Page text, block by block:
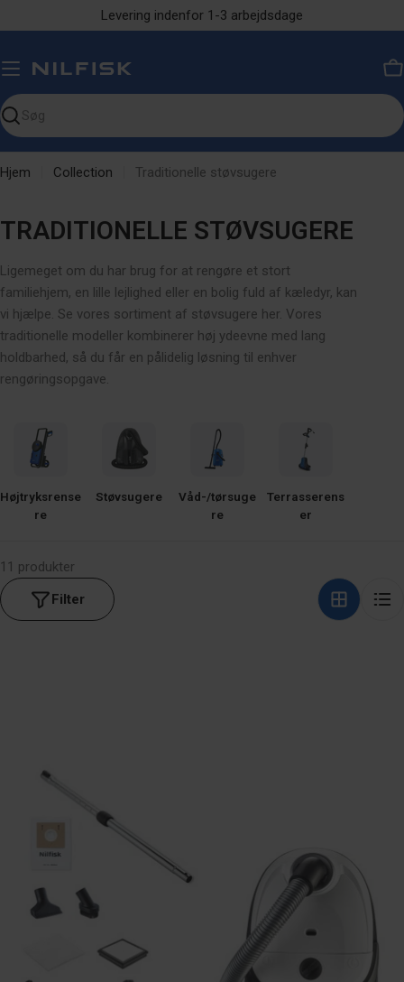
til
Levering indenfor 1-3 arbejdsdage
Søg
siden
Hjem Collection Traditionelle støvsugere
K
O
L
L
E
K
N
TRADITIONELLE STØVSUGERE
Ligemeget om du har brug for at rengøre et stort
familiehjem, en lille lejlighed eller en bolig fuld af kæledyr, kan
vi hjælpe. Se vores sortiment af støvsugere her. Vores
traditionelle modeller kombinerer høj ydeevne med lang
holdbarhed, så du får en pålidelig løsning til enhver
rengøringsopgave.
Højtryksrense
re
Støvsugere
Våd-/tørsuge
re
Terrasserens
er
11 produkter
Filter